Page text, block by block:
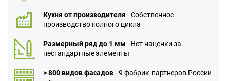
Кухня от производителя - Собственное
производство полного цикла
Размерный ряд до 1 мм - Нет наценки за
нестандартные элементы
> 800 видов фасадов- 9 фабрик-партнеров России